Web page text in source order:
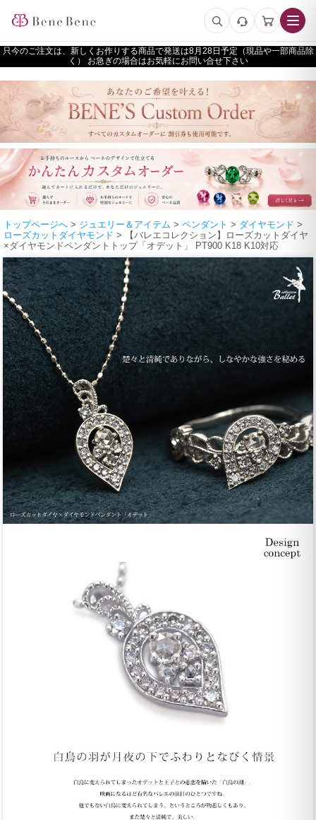
只今のご注文は、新しくお作りする商品で発送は
予定（現品や一部商品除
く） お急ぎの場合はお気軽にお問い合せ下さい
トップページへ > ジュエリー＆アイテム > ペンダント > ダイヤモンド >
ローズカットダイヤモンド > 【バレエコレクション】ローズカットダイヤ
×ダイヤモンドペンダントトップ「オデット」 PT900 K18 K10対応